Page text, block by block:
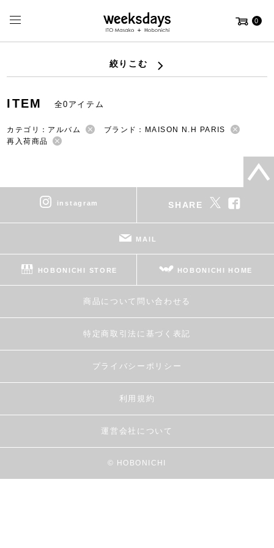
0
絞りこむ
ITEM 全0アイテム
カテゴリ：アルバム
ブランド：MAISON N.H PARIS
再入荷商品
instagram SHARE
MAIL
HOBONICHI STORE HOBONICHI HOME
商品について問い合わせる
特定商取引法に基づく表記
プライバシーポリシー
利用規約
運営会社について
© HOBONICHI